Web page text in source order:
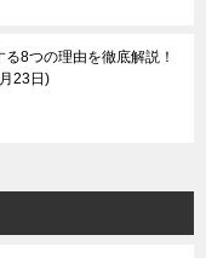
8つの理由を徹底解説！
23日